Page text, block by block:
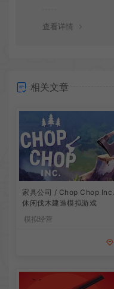
查看详情
相关文章
家具公司 / Chop Chop Inc.
休闲伐木建造模拟游戏
模拟经营